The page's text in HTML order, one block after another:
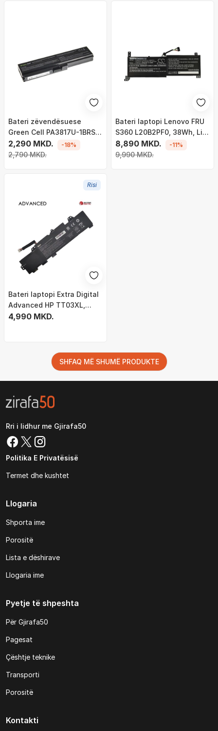
Bateri zëvendësuese
Green Cell PA3817U-1BRS
për laptopë Toshiba
Satellite C650 C655 C660
2,290 MKD.
2,790 MKD.
-18%
Bateri laptopi Lenovo FRU
S360 L20B2PF0, 38Wh, Li
ion
8,890 MKD.
9,990 MKD.
-11%
Risi
Bateri laptopi Extra Digital
Advanced HP TT03XL,
4400mAh, Li ion, e zezë
4,990 MKD.
SHFAQ MË SHUMË PRODUKTE
Rri i lidhur me Gjirafa50
Politika E Privatësisë
Termet dhe kushtet
Llogaria
Shporta ime
Porositë
Lista e dëshirave
Llogaria ime
Pyetje të shpeshta
Për Gjirafa50
Pagesat
Çështje teknike
Transporti
Porositë
Kontakti